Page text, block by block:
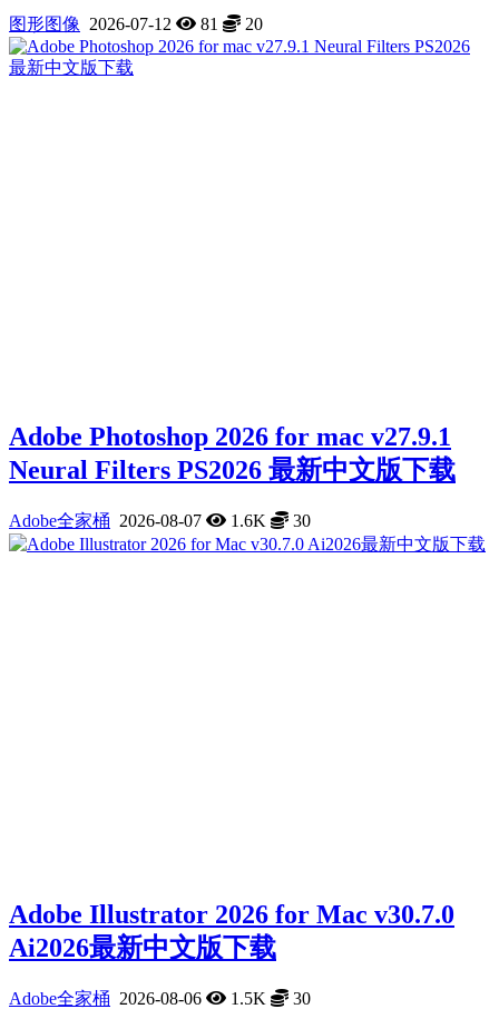
图形图像 2026-07-12 81 20
Adobe Photoshop 2026 for mac v27.9.1
Neural Filters PS2026 最新中文版下载
Adobe全家桶 2026-08-07 1.6K 30
Adobe Illustrator 2026 for Mac v30.7.0
Ai2026最新中文版下载
Adobe全家桶 2026-08-06 1.5K 30